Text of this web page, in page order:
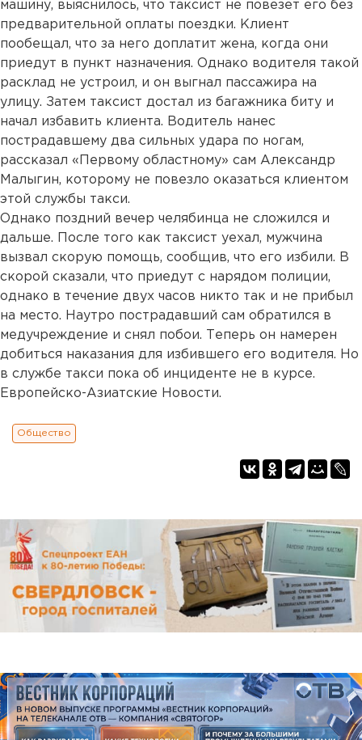
машину, выяснилось, что таксист не повезет его без
предварительной оплаты поездки. Клиент
пообещал, что за него доплатит жена, когда они
приедут в пункт назначения. Однако водителя такой
расклад не устроил, и он выгнал пассажира на
улицу. Затем таксист достал из багажника биту и
начал избавить клиента. Водитель нанес
пострадавшему два сильных удара по ногам,
рассказал «Первому областному» сам Александр
Малыгин, которому не повезло оказаться клиентом
этой службы такси.
Однако поздний вечер челябинца не сложился и
дальше. После того как таксист уехал, мужчина
вызвал скорую помощь, сообщив, что его избили. В
скорой сказали, что приедут с нарядом полиции,
однако в течение двух часов никто так и не прибыл
на место. Наутро пострадавший сам обратился в
медучреждение и снял побои. Теперь он намерен
добиться наказания для избившего его водителя. Но
в службе такси пока об инциденте не в курсе.
Европейско-Азиатские Новости.
Общество